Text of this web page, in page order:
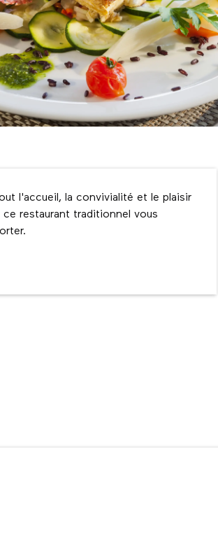
l'accueil, la convivialité et le plaisir
restaurant traditionnel vous